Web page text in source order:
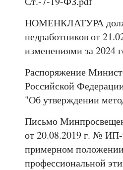
НОМЕНКЛАТУРА
педработников от
изменениями за 2024
Распоряжение
Российской
"Об утверждении
Письмо
от 20.08.2019 г. №
примерном
профессиональной